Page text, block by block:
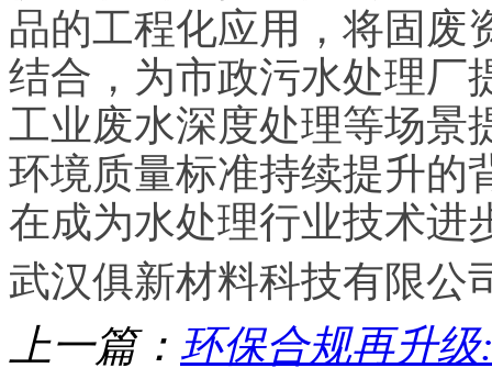
品的工程化应用，将固废
结合，为市政污水处理厂
工业废水深度处理等场景
环境质量标准持续提升的
在成为水处理行业技术进
武汉俱新材料科技有限公
上一篇： 环保合规再升